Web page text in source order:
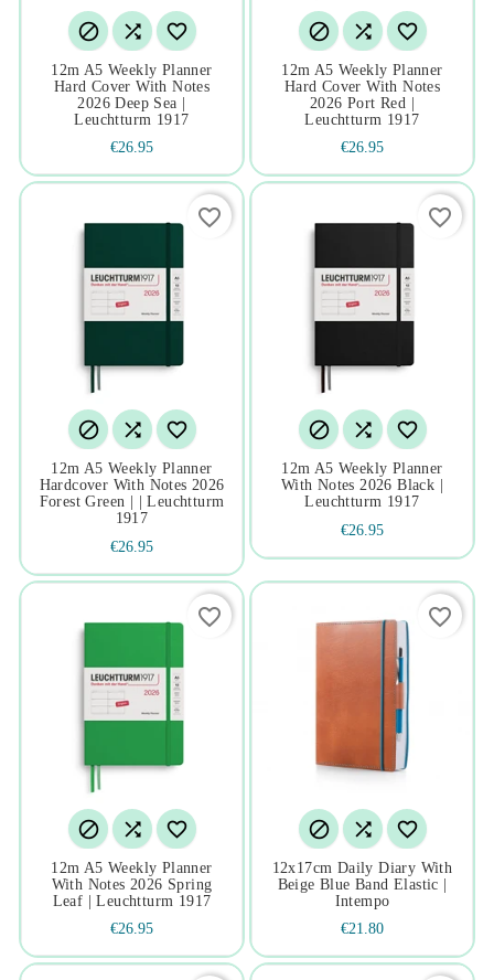
  
12m A5 Weekly Planner
Hard Cover With Notes
2026 Deep Sea |
Leuchtturm 1917
€26.95
  
12m A5 Weekly Planner
Hard Cover With Notes
2026 Port Red |
Leuchtturm 1917
€26.95
  
12m A5 Weekly Planner
Hardcover With Notes 2026
Forest Green | | Leuchtturm
1917
€26.95
favorite_border
  
12m A5 Weekly Planner
With Notes 2026 Black |
Leuchtturm 1917
€26.95
favorite_border
  
12m A5 Weekly Planner
With Notes 2026 Spring
Leaf | Leuchtturm 1917
€26.95
favorite_border
  
12x17cm Daily Diary With
Beige Blue Band Elastic |
Intempo
€21.80
favorite_border